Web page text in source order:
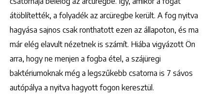
átöblítették, a folyadék az arcüregbe került. A fog nyitva
hagyása sajnos csak ronthatott ezen az állapoton, és ma
már elég elavult nézetnek is számít. Hiába vigyázott Ön
arra, hogy ne menjen a fogba étel, a szájüregi
baktériumoknak még a legszűkebb csatorna is 7 sávos
autópálya a nyitva hagyott fogon keresztül.